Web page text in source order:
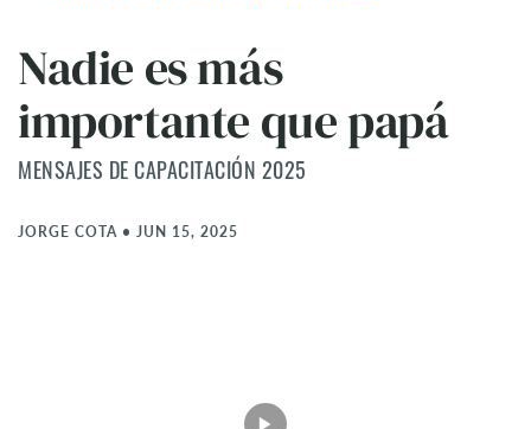
Nadie es más
importante que papá
MENSAJES DE CAPACITACIÓN 2025
JORGE COTA • JUN 15, 2025